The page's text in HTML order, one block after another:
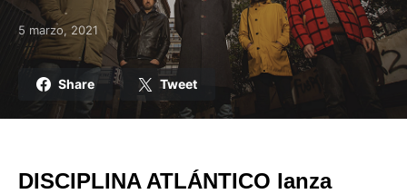
Posted on
5 marzo, 2021
Share Tweet
DISCIPLINA ATLÁNTICO lanza